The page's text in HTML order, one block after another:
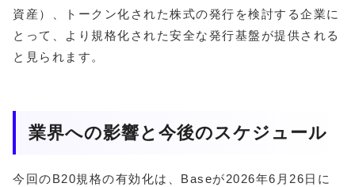
資産）、トークン化された株式の発行を検討する企業に
とって、より規格化された安全な発行基盤が提供される
と見られます。
業界への影響と今後のスケジュール
今回のB20規格の有効化は、Baseが2026年6月26日に